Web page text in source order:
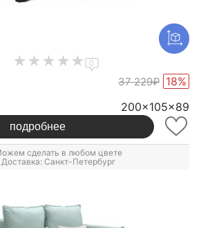
0
37 229₽ 18%
200x105x89
подробнее
сделать в любом цвете
Доставка: Санкт-Петербург